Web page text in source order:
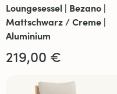
Loungesessel | Bezano |
Mattschwarz / Creme |
Aluminium
219,00 €